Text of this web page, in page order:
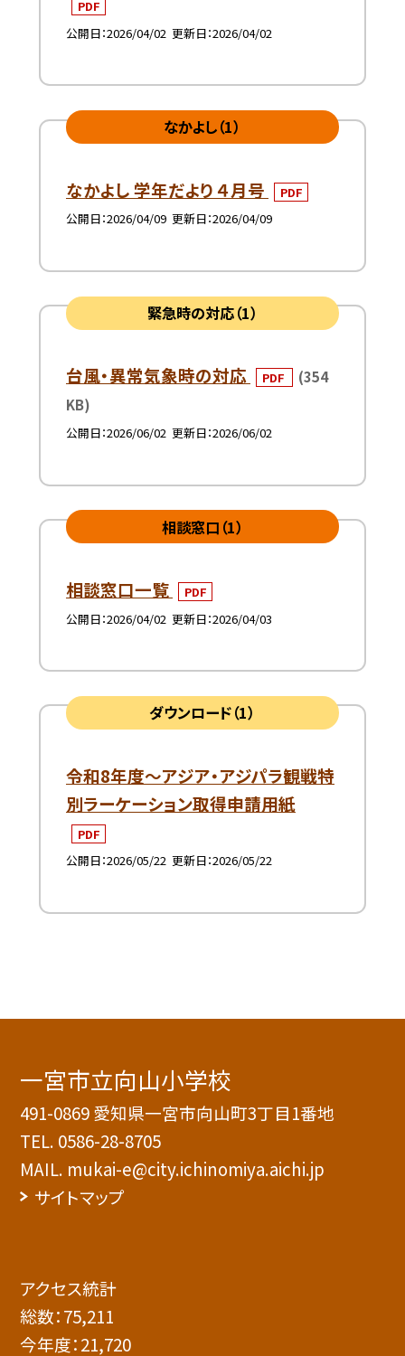
PDF
公開日 2026/04/02 更新日 2026/04/02
なかよし（1）
なかよし 学年だより ４月号
PDF
公開日 2026/04/09 更新日 2026/04/09
緊急時の対応（1）
台風・異常気象時の対応 PDF
(354
KB)
公開日 2026/06/02 更新日 2026/06/02
相談窓口（1）
相談窓口一覧
PDF
公開日 2026/04/02 更新日 2026/04/03
ダウンロード（1）
令和8年度～アジア・アジパラ観戦特
別ラーケーション取得申請用紙
PDF
公開日 2026/05/22 更新日 2026/05/22
一宮市立向山小学校
491-0869 愛知県一宮市向山町3丁目1番地
TEL. 0586-28-8705
MAIL. mukai-e@city.ichinomiya.aichi.jp
サイトマップ
アクセス統計
総数：75,211
今年度：21,720